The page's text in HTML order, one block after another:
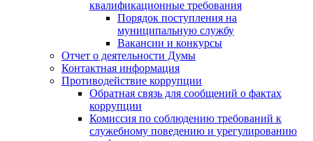
квалификационные требования
Порядок поступления на
муниципальную службу
Вакансии и конкурсы
Отчет о деятельности Думы
Контактная информация
Противодействие коррупции
Обратная связь для сообщений о фактах
коррупции
Комиссия по соблюдению требований к
служебному поведению и урегулированию